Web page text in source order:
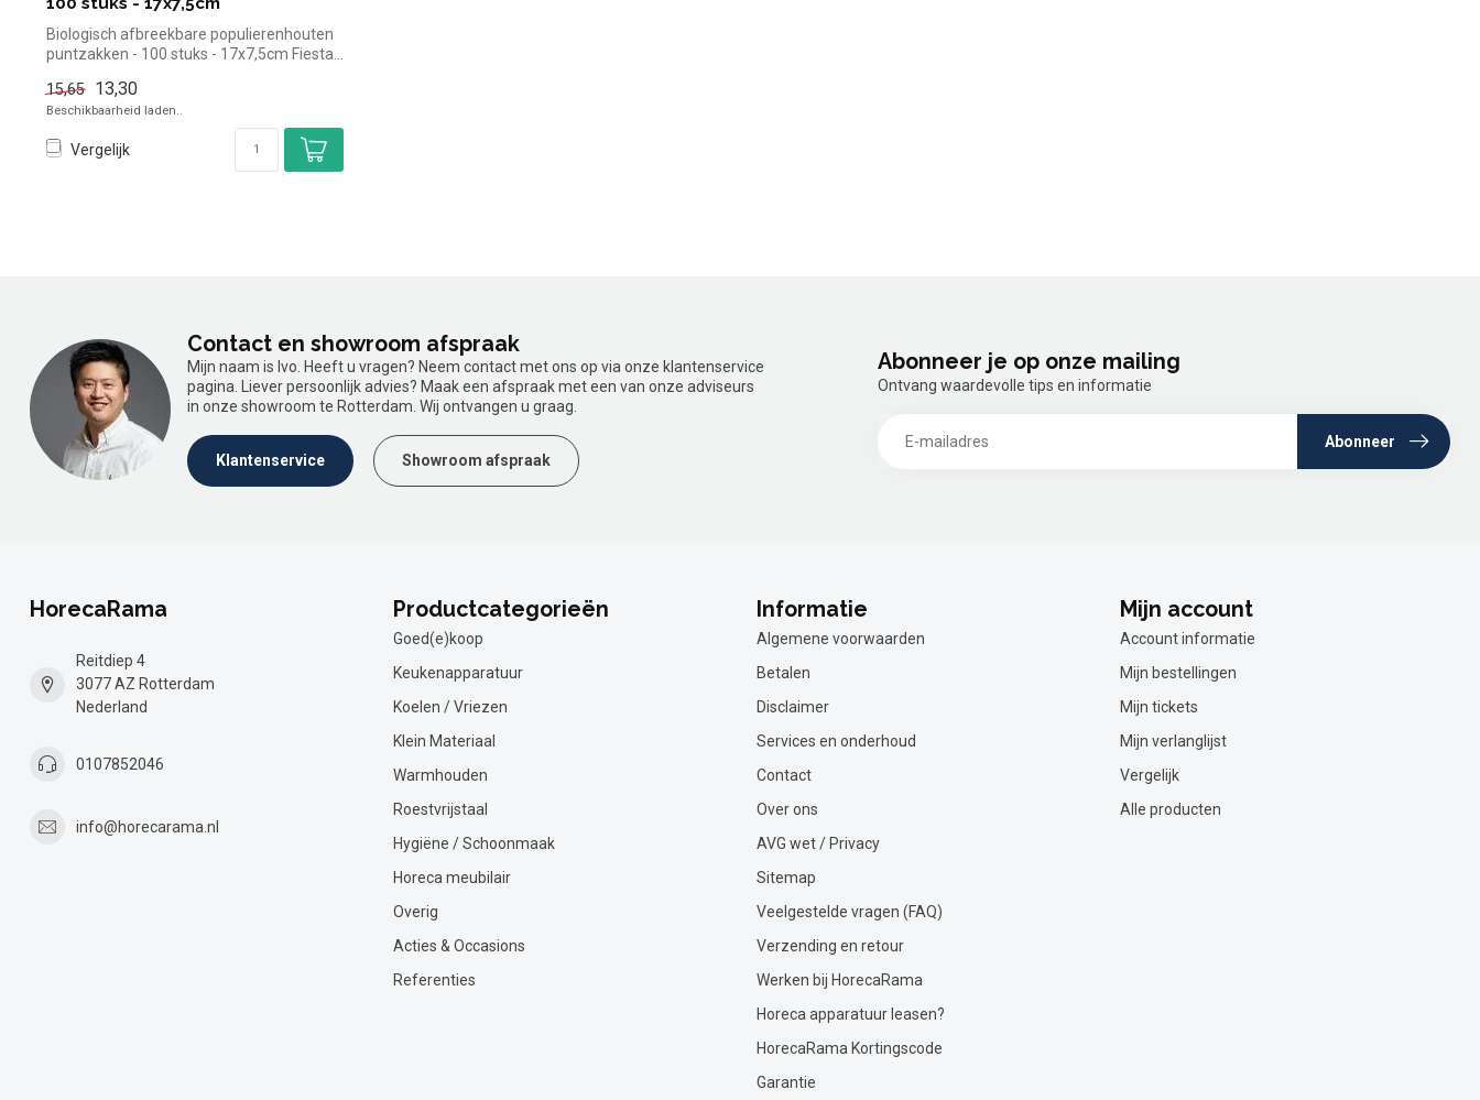
Biologisch afbreekbare populierenhouten
puntzakken - 100 stuks - 17x7,5cm Fiesta...
15,65 13,30
Beschikbaarheid laden..
Vergelijk
Contact en showroom afspraak
Mijn naam is Ivo. Heeft u vragen? Neem contact met ons op via onze klantenservice
pagina. Liever persoonlijk advies? Maak een afspraak met een van onze adviseurs
in onze showroom te Rotterdam. Wij ontvangen u graag.
Klantenservice Showroom afspraak
Abonneer je op onze mailing
Ontvang waardevolle tips en informatie
Abonneer
HorecaRama
Reitdiep 4
3077 AZ Rotterdam
Nederland
0107852046
info@horecarama.nl
Productcategorieën
Goed(e)koop
Keukenapparatuur
Koelen / Vriezen
Klein Materiaal
Warmhouden
Roestvrijstaal
Hygiëne / Schoonmaak
Horeca meubilair
Overig
Acties & Occasions
Referenties
Informatie
Algemene voorwaarden
Betalen
Disclaimer
Services en onderhoud
Contact
Over ons
AVG wet / Privacy
Sitemap
Veelgestelde vragen (FAQ)
Verzending en retour
Werken bij HorecaRama
Horeca apparatuur leasen?
HorecaRama Kortingscode
Garantie
Mijn account
Account informatie
Mijn bestellingen
Mijn tickets
Mijn verlanglijst
Vergelijk
Alle producten